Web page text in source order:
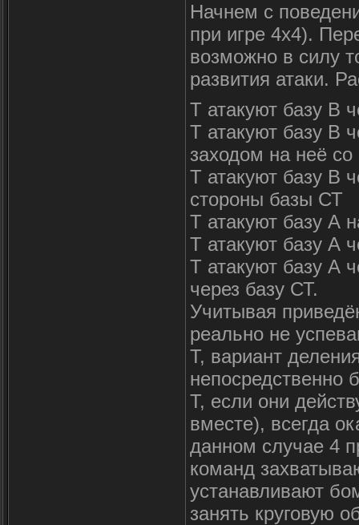
Начнем с
при игре 4х4).
возможно в силу
развития атаки.
Т атакуют базу B
Т атакуют базу В
заходом на неё
Т атакуют базу В
стороны базы СТ
Т атакуют базу А
Т атакуют базу А
Т атакуют базу А
через базу СТ.
Учитывая
реально не
Т, вариант
непосредственно
Т, если они
вместе), всегда
данном случае 4
команд
устанавливают
занять круговую